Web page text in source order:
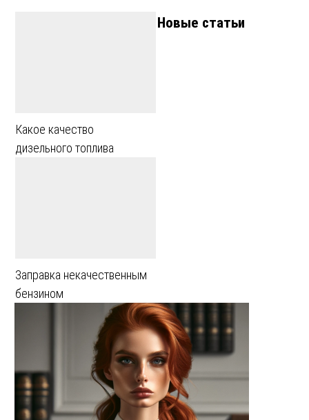
Какое качество
дизельного топлива
Заправка некачественным
бензином
Новые статьи